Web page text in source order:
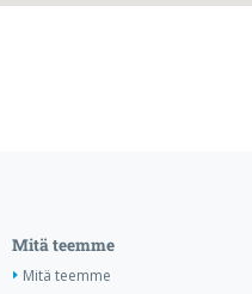
Mitä teemme
Mitä teemme